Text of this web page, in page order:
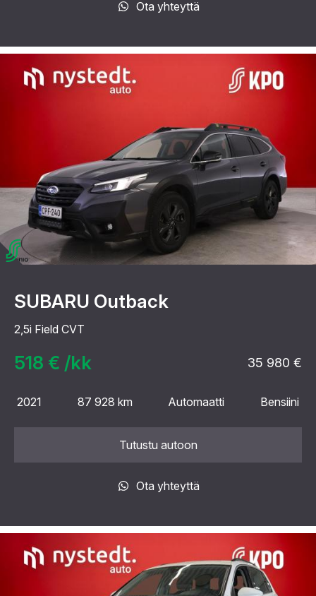
Ota yhteyttä
SUBARU Outback
2,5i Field CVT
518 € /kk 35 980 €
2021 87 928 km Automaatti Bensiini
Tutustu autoon
Ota yhteyttä